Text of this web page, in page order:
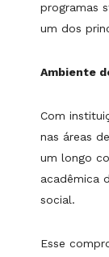
programas
um dos
Ambiente
Com
nas áreas
um longo
acadêmica
social.
Esse